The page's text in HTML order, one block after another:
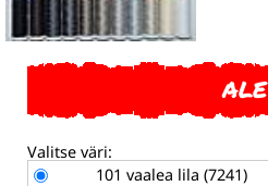
ALE
Valitse väri:
101 vaalea lila (7241)